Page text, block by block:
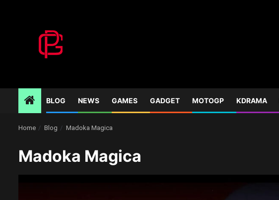
BLOG NEWS GAMES GADGET MOTOGP KDRAMA
Home Blog Madoka Magica
Madoka Magica